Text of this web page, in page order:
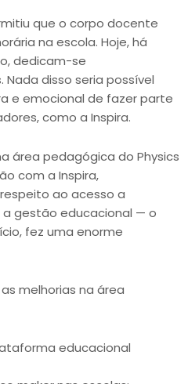
que o corpo docente
na escola. Hoje, há
dedicam-se
Nada disso seria possível
e emocional de fazer parte
como a Inspira.
área pedagógica do Physics
com a Inspira,
ao acesso a
gestão educacional — o
fez uma enorme
melhorias na área
educacional